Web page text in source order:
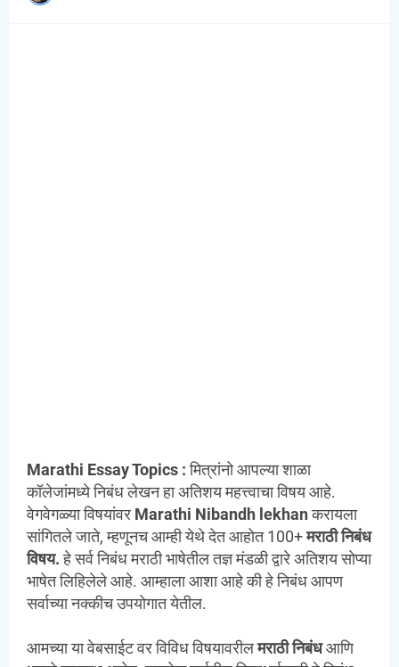
Marathi Essay Topics :मित्रांनो आपल्या शाळा
कॉलेजांमध्ये निबंध लेखन हा अतिशय महत्त्वाचा विषय आहे.
वेगवेगळ्या विषयांवर Marathi Nibandh lekhanकरायला
सांगितले जाते, म्हणूनच आम्ही येथे देत आहोत 100+मराठी निबंध
विषय.हे सर्व निबंध मराठी भाषेतील तज्ञ मंडळी द्वारे अतिशय सोप्या
भाषेत लिहिलेले आहे. आम्हाला आशा आहे की हे निबंध आपण
सर्वाच्या नक्कीच उपयोगात येतील.
आमच्या या वेबसाईट वर विविध विषयावरीलमराठी निबंधआणि